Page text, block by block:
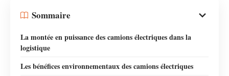
Sommaire
La montée en puissance des camions électriques dans la
logistique
Les bénéfices environnementaux des camions électriques